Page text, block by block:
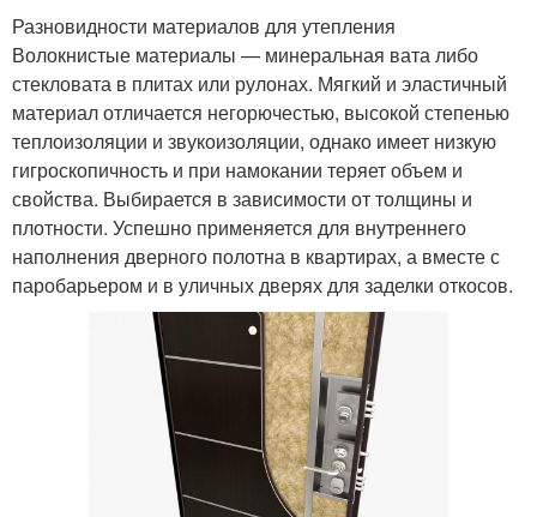
Разновидности материалов для утепления
Волокнистые материалы — минеральная вата либо
стекловата в плитах или рулонах. Мягкий и эластичный
материал отличается негорючестью, высокой степенью
теплоизоляции и звукоизоляции, однако имеет низкую
гигроскопичность и при намокании теряет объем и
свойства. Выбирается в зависимости от толщины и
плотности. Успешно применяется для внутреннего
наполнения дверного полотна в квартирах, а вместе с
паробарьером и в уличных дверях для заделки откосов.